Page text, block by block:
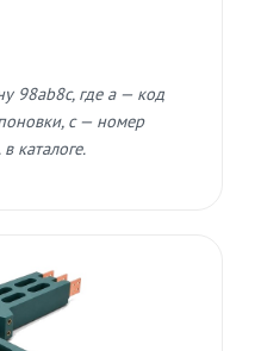
98ab8c, где a — код
c — номер
каталоге.